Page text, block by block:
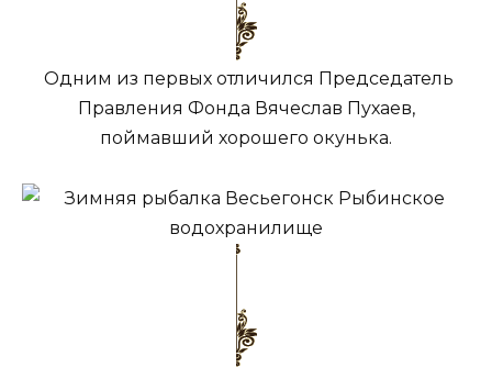
Одним из первых отличился Председатель
Правления Фонда Вячеслав Пухаев,
поймавший хорошего окунька.